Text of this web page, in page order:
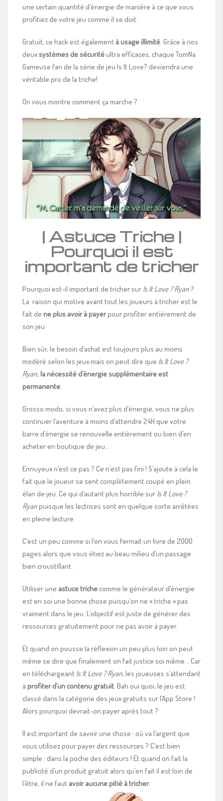
une certain quantité d’énergie de manière à ce que vous
profitiez de votre jeu comme il se doit.
Gratuit, ce hack est également à usage illimité. Grâce à nos
deuxsystèmes de sécuritéultra efficaces, chaque TomNa
Gameuse fan de la série de jeu Is It Love? deviendra une
véritable pro de la triche!
On vous montre comment ça marche ?
| Astuce Triche |
Pourquoi il est
important de tricher
Pourquoi est-il important de tricher sur Is It Love ? Ryan?
La raison qui motive avant tout les joueurs à tricher est le
fait de ne plus avoir à payerpour profiter entièrement de
son jeu.
Bien sûr, le besoin d’achat est toujours plus au moins
modéré selon les jeux mais on peut dire que Is It Love ?
Ryan, la nécessité d’énergie supplémentaire est
permanente
Grosso modo, si vous n’avez plus d’énergie, vous ne plus
continuer l’aventure à moins d’attendre 24H que votre
barre d’énergie se renouvelle entièrement ou bien d’en
acheter en boutique de jeu…
Ennuyeux n’est ce pas ? Ce n’est pas fini ! S’ajoute à cela le
fait que le joueur se sent complètement coupé en plein
élan de jeu. Ce qui d’autant plus horrible sur Is It Love ?
Ryanpuisque les lectrices sont en quelque sorte arrêtées
en pleine lecture.
C’est un peu comme si l’on vous fermait un livre de 2000
pages alors que vous étiez au beau milieu d’un passage
bien croustillant.
Utiliser une astuce trichecomme le générateur d’énergie
est en soi une bonne chose puisqu’on ne « triche » pas
vraiment dans le jeu. L’objectif est juste de générer des
ressources gratuitement pour ne pas avoir à payer.
Et quand on pousse la réflexion un peu plus loin on peut
même se dire que finalement on fait justice soi même… Car
en téléchargeant Is It Love ? Ryan, les joueuses s’attendant
à profiter d’un contenu gratuit . Bah oui quoi, le jeu est
classé dans la catégorie des jeux gratuits sur l’App Store !
Alors pourquoi devrait-on payer après tout ?
Il est important de savoir une chose : où va l’argent que
vous utilisez pour payer des ressources ? C’est bien
simple : dans la poche des éditeurs ! Et quand on fait la
publicité d’un produit gratuit alors qu’en fait il est loin de
l’être, il ne faut avoir aucune pitié à tricher.